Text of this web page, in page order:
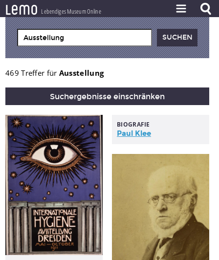
lemo Lebendiges Museum Online
ZEITSTRAHL
THEMEN
ZEITZEUGEN
BESTAND
PROJEKT
469 Treffer für Ausstellung
Suchergebnisse einschränken
BIOGRAFIE
Paul Klee